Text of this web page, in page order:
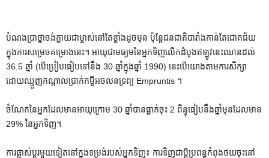
បំណងប្រាថ្នាចង់ក្លាយជាម្ចាស់នៅតែខ្លាំងដូចមុន ប៉ុន្តែជនជាតិបារាំងកាន់តែជោគជ័យ
ក្នុងការសម្រេចគម្រោងនេះ។ អាយុជាមធ្យមនៃអ្នកទិញលើកដំបូងឥឡូវនេះឈានដល់
36.5 ឆ្នាំ (បើប្រៀបធៀបទៅនឹង 30 ឆ្នាំក្នុងឆ្នាំ 1990) នេះបើយោងតាមការសិក្សា
ដោយឈ្មួញកណ្តាលប្រាក់កម្ចីអចលនទ្រព្យ Empruntis ។
ចំណែកនៃអ្នកដែលមានអាយុក្រោម 30 ឆ្នាំបានធ្លាក់ចុះ 2 ពិន្ទុធៀបនឹងឆ្នាំមុនដែលមាន
29% នៃអ្នកទិញ។
ការផ្លាស់ប្តូរមួយទៀតនៅក្នុងទម្រង់របស់អ្នកទិញ៖ ការទិញជាប្តីប្រពន្ធកំពុងថយចុះនៅ